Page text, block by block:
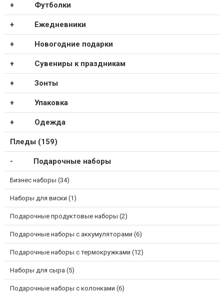
Футболки
Ежедневники
Новогодние подарки
Сувениры к праздникам
Зонты
Упаковка
Одежда
Пледы (159)
Подарочные наборы
Бизнес наборы (34)
Наборы для виски (1)
Подарочные продуктовые наборы (2)
Подарочные наборы с аккумуляторами (6)
Подарочные наборы с термокружками (12)
Наборы для сыра (5)
Подарочные наборы с колонками (6)